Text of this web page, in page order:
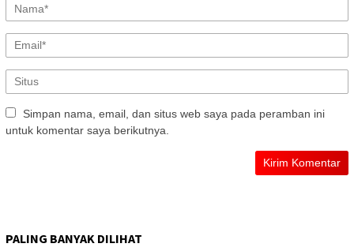
Simpan nama, email, dan situs web saya pada peramban ini
untuk komentar saya berikutnya.
PALING BANYAK DILIHAT